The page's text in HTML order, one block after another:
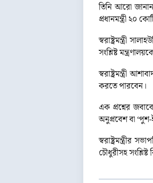
তিনি আরো
প্রধানমন্ত্রী ২০
স্বরাষ্ট্রমন্ত্রী
সংশ্লিষ্ট
স্বরাষ্ট্রমন্ত্রী
করতে পারবেন।
এক প্রশ্নের
অনুপ্রবেশ বা ‘পুশ-
স্বরাষ্ট্রমন্ত্রীর
চৌধুরীসহ